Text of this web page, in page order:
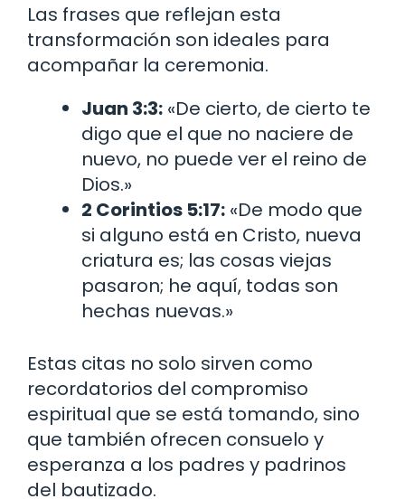
Las frases que reflejan esta
transformación son ideales para
acompañar la ceremonia.
Juan 3:3: «De cierto, de cierto te
digo que el que no naciere de
nuevo, no puede ver el reino de
Dios.»
2 Corintios 5:17: «De modo que
si alguno está en Cristo, nueva
criatura es; las cosas viejas
pasaron; he aquí, todas son
hechas nuevas.»
Estas citas no solo sirven como
recordatorios del compromiso
espiritual que se está tomando, sino
que también ofrecen consuelo y
esperanza a los padres y padrinos
del bautizado.